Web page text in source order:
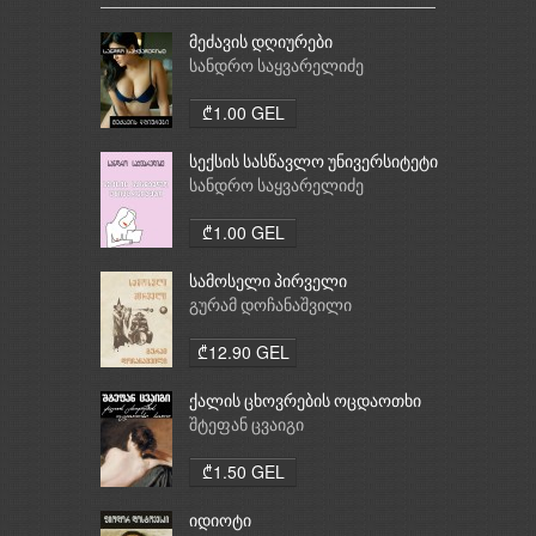
მეძავის დღიურები
სანდრო საყვარელიძე
₾1.00 GEL
სექსის სასწავლო უნივერსიტეტი
სანდრო საყვარელიძე
₾1.00 GEL
სამოსელი პირველი
გურამ დოჩანაშვილი
₾12.90 GEL
ქალის ცხოვრების ოცდაოთხი
საათი
შტეფან ცვაიგი
₾1.50 GEL
იდიოტი